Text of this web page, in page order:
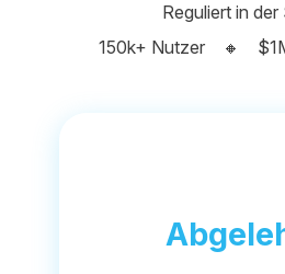
Reguliert in
150k+ Nutzer
🔸